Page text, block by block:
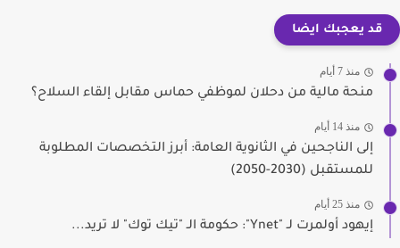
قد يعجبك ايضا
منذ 7 أيام
منحة مالية من دحلان لموظفي حماس مقابل إلقاء السلاح؟
منذ 14 أيام
إلى الناجحين في الثانوية العامة: أبرز التخصصات المطلوبة
للمستقبل (2030-2050)
منذ 25 أيام
إيهود أولمرت لـ "Ynet": حكومة الـ "تيك توك" لا تريد...